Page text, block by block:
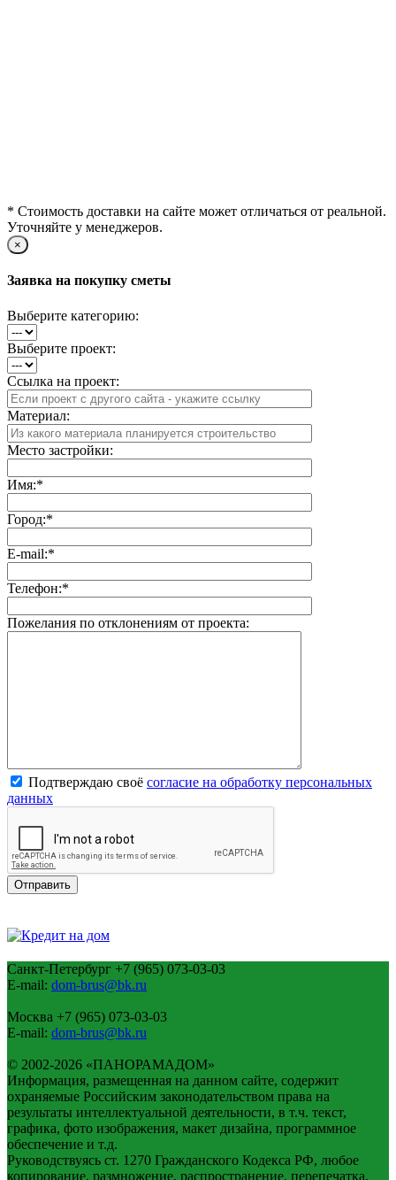
* Стоимость доставки на сайте может отличаться от реальной.
Уточняйте у менеджеров.
×
Заявка на покупку сметы
Выберите категорию:
Выберите проект:
Ссылка на проект:
Материал:
Место застройки:
Имя:*
Город:*
E-mail:*
Телефон:*
Пожелания по отклонениям от проекта:
Подтверждаю своё согласие на обработку персональных
данных
Санкт-Петербург +7 (965) 073-03-03
E-mail: dom-brus@bk.ru
Москва +7 (965) 073-03-03
E-mail: dom-brus@bk.ru
© 2002-2026 «ПАНОРАМАДОМ»
Информация, размещенная на данном сайте, содержит
охраняемые Российским законодательством права на
результаты интеллектуальной деятельности, в т.ч. текст,
графика, фото изображения, макет дизайна, программное
обеспечение и т.д.
Руководствуясь ст. 1270 Гражданского Кодекса РФ, любое
копирование, размножение, распространение, перепечатка,